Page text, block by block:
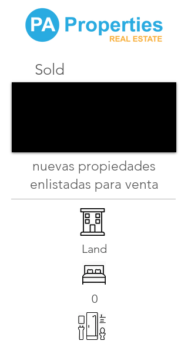
Sold
nuevas propiedades
enlistadas para venta
Land
0